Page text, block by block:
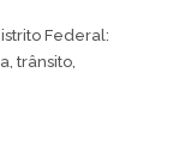
Federal:
trânsito,